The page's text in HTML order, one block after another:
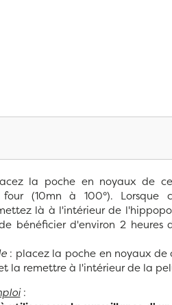
la poche en noyaux de
(10mn à 100°). Lorsque
là à l'intérieur de
bénéficier d'environ 2 heures
: placez la poche en noyaux de
la remettre à l'intérieur de la
: